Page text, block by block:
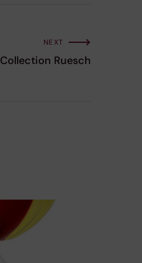
NEXT
Collection Ruesch